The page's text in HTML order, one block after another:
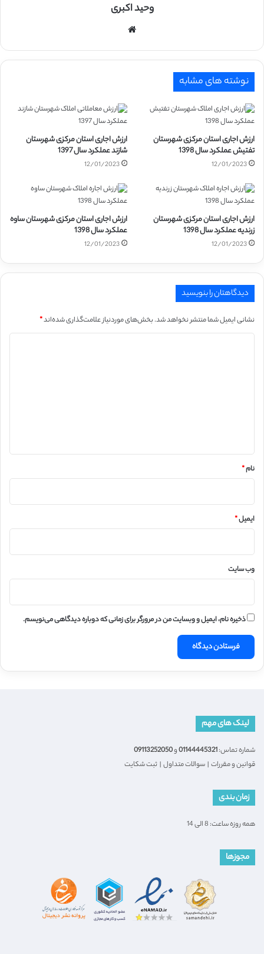
وحید اکبری
نوشته های مشابه
ارزش اجاری استان مرکزی شهرستان
تفتیش عملکرد سال 1398
12/01/2023
ارزش اجاری استان مرکزی شهرستان
شازند عملکرد سال 1397
12/01/2023
ارزش اجاری استان مرکزی شهرستان
زرندیه عملکرد سال 1398
12/01/2023
ارزش اجاری استان مرکزی شهرستان ساوه
عملکرد سال 1398
12/01/2023
دیدگاهتان را بنویسید
نشانی ایمیل شما منتشر نخواهد شد.بخش‌های موردنیاز علامت‌گذاری شده‌اند*
نام*
ایمیل*
وب‌ سایت
ذخیره نام، ایمیل و وبسایت من در مرورگر برای زمانی که دوباره دیدگاهی می‌نویسم.
لینک های مهم
شماره تماس:01144445321و09113252050
قوانین و مقررات | سوالات متداول | ثبت شکایت
زمان بندی
همه روزه ساعت: 8 الی 14
مجوزها